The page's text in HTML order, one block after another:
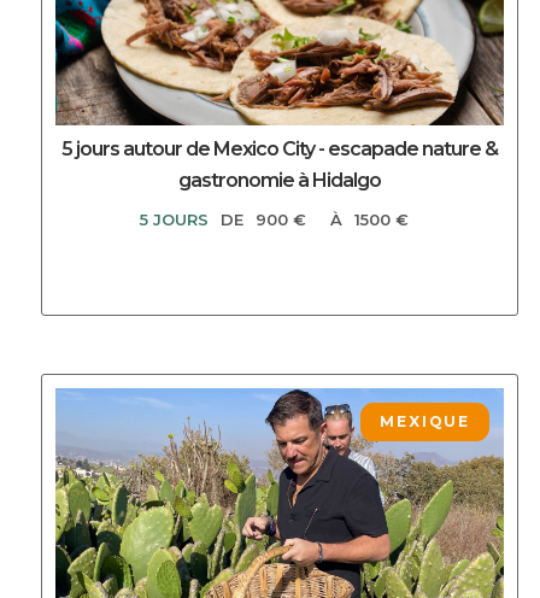
5 jours autour de Mexico City - escapade nature &
gastronomie à Hidalgo
5 JOURS DE 900 € À 1500 €
DECOUVRIR CE CIRCUIT MEXIQUE